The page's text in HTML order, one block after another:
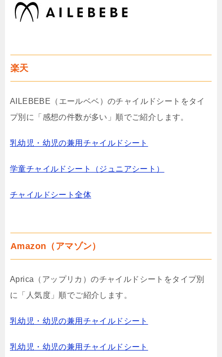
楽天
AILEBEBE（エールベベ）のチャイルドシートをタイ
プ別に「感想の件数が多い」順でご紹介します。
乳幼児・幼児の兼用チャイルドシート
学童チャイルドシート（ジュニアシート）
チャイルドシート全体
Amazon（アマゾン）
Aprica（アップリカ）のチャイルドシートをタイプ別
に「人気度」順でご紹介します。
乳幼児・幼児の兼用チャイルドシート
乳幼児・幼児の兼用チャイルドシート